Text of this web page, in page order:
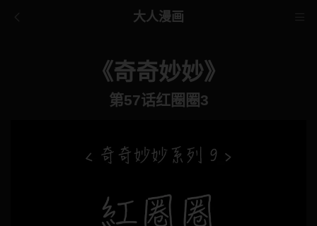
大人漫画
《奇奇妙妙》
第57话红圈圈3